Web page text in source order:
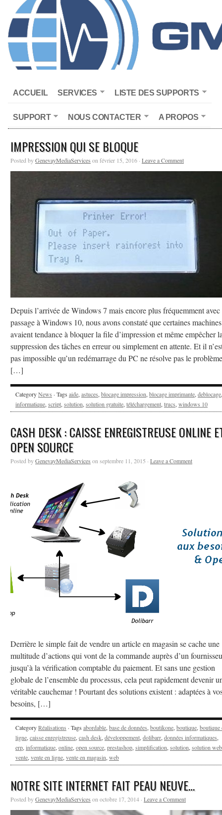
ACCUEIL SERVICES LISTE DES SUPPORTS
SUPPORT NOUS CONTACTER A PROPOS
IMPRESSION QUI SE BLOQUE
Posted byGenevayMediaServices on février 15, 2016 · Leave a Comment
Depuis l’arrivée de Windows 7 mais encore plus fréquemment avec
passage à Windows 10, nous avons constaté que certaines machines
avaient tendance à bloquer la file d’impression et même empêcher
suppression des tâches en erreur ou simplement en attente. Et il
pas impossible qu’un redémarrage du PC ne résolve pas le problème
[…]
CategoryNews · Tags aide, astuces, blocage impression, blocage imprimante, deblocage,
informatique, script, solution, solution gratuite, téléchargement, trucs, windows 10
CASH DESK : CAISSE ENREGISTREUSE ONLINE
OPEN SOURCE
Posted byGenevayMediaServices on septembre 11, 2015 · Leave a Comment
Derrière le simple fait de vendre un article en magasin se cache une
multitude d’actions qui vont de la commande auprès d’un
jusqu’à la vérification comptable du paiement. Et sans une gestion
globale de l’ensemble du processus, cela peut rapidement devenir
véritable cauchemar ! Pourtant des solutions existent : adaptées à
besoins, […]
CategoryRéalisations · Tags abordable, base de données, boutikone, boutique, boutique
ligne, caisse enregistreuse, cash desk, développement, dolibarr, données informatiques,
erp, informatique, online, open source, prestashop, simplification, solution, solution web
vente, vente en ligne, vente en magasin, web
NOTRE SITE INTERNET FAIT PEAU NEUVE…
Posted byGenevayMediaServices on octobre 17, 2014 · Leave a Comment